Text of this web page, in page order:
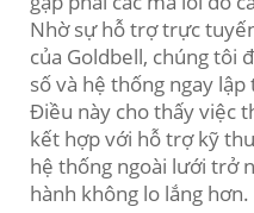
Nhờ sự hỗ trợ trực
của Goldbell, chúng tôi
số và hệ thống ngay
Điều này cho thấy việc
kết hợp với hỗ trợ kỹ
hệ thống ngoài lưới trở
hành không lo lắng hơn.